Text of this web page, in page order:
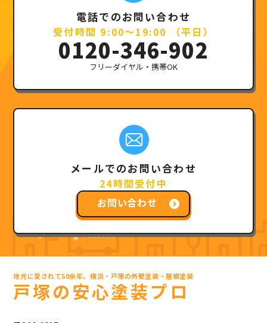
電話でのお問い合わせ
受付時間 9:00～19:00 （平日）
0120-346-902
フリーダイヤル・携帯OK
メールでのお問い合わせ
24時間受付中
お問い合わせ
地元に愛されて50余年、横浜・戸塚の外壁塗装・屋根塗装
戸塚の安心塗装プロ